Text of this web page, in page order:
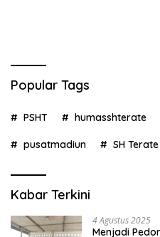
Popular Tags
PSHT humasshterate
pusatmadiun SH Terate
Kabar Terkini
4 Agustus 2025
Menjadi